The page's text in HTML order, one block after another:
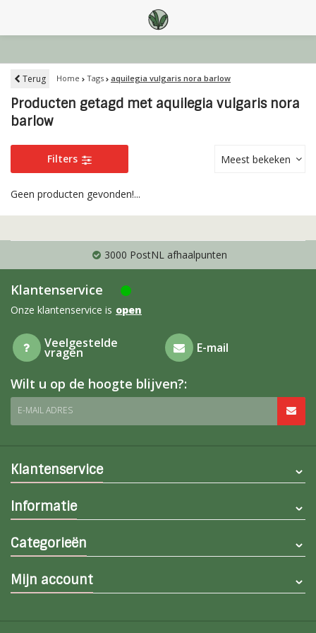
Terug Home Tags aquilegia vulgaris nora barlow
Producten getagd met aquilegia vulgaris nora
barlow
Filters Meest bekeken
Geen producten gevonden!...
3000 PostNL afhaalpunten
Klantenservice
Onze klantenservice is open
Veelgestelde
vragen E-mail
Wilt u op de hoogte blijven?:
E-MAIL ADRES
Klantenservice
Informatie
Categorieën
Mijn account